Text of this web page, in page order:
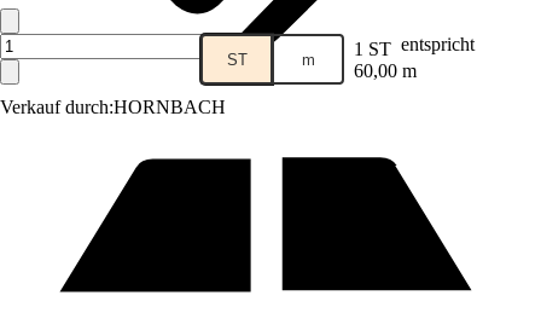
Verkauf durch:HORNBACH
ST m 1 ST entspricht
60,00 m